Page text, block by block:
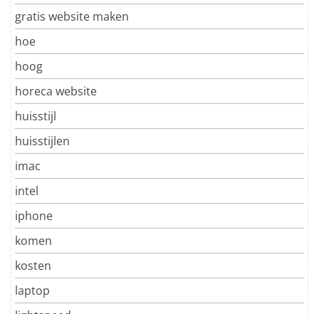
gratis website maken
hoe
hoog
horeca website
huisstijl
huisstijlen
imac
intel
iphone
komen
kosten
laptop